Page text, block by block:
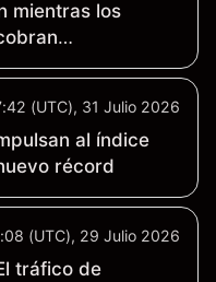
mientras los
(UTC), 31 Julio 2026
al índice
récord
(UTC), 29 Julio 2026
tráfico de